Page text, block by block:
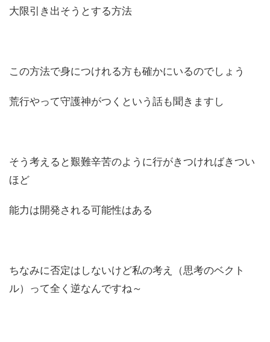
大限引き出そうとする方法
この方法で身につけれる方も確かにいるのでしょう
荒行やって守護神がつくという話も聞きますし
そう考えると艱難辛苦のように行がきつければきつい
ほど
能力は開発される可能性はある
ちなみに否定はしないけど私の考え（思考のベクト
ル）って全く逆なんですね～